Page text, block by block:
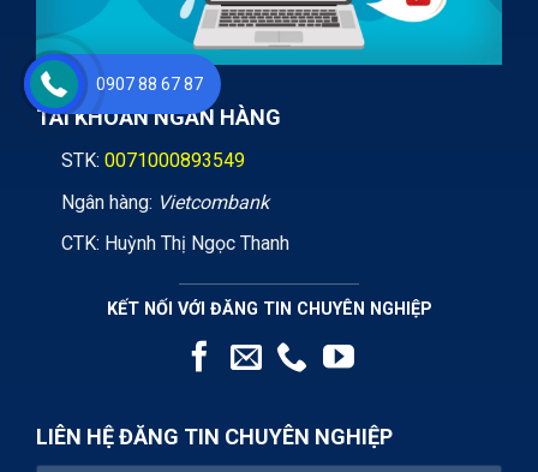
TÀI KHOẢN NGÂN HÀNG
STK: 0071000893549
Ngân hàng: Vietcombank
CTK: Huỳnh Thị Ngọc Thanh
KẾT NỐI VỚI ĐĂNG TIN CHUYÊN NGHIỆP
LIÊN HỆ ĐĂNG TIN CHUYÊN NGHIỆP
0907 88 67 87